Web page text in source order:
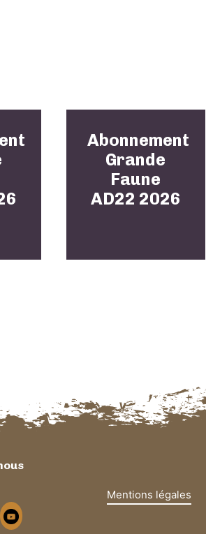
Abonnement
Grande
Faune
AD22 2026
Mentions légales